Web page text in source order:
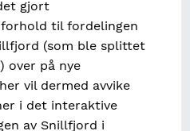
gjort
til fordelingen
(som ble splittet
over på nye
vil dermed avvike
i det interaktive
av Snillfjord i